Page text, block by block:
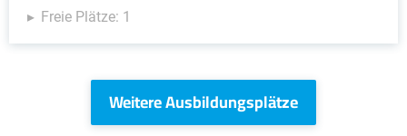
Freie Plätze: 1
Weitere Ausbildungsplätze